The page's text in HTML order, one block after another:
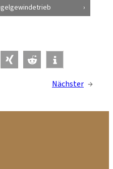
Nächster →